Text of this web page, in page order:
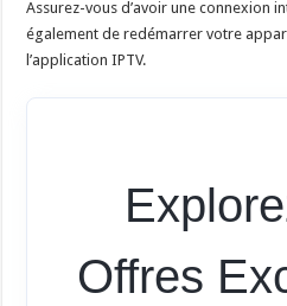
Assurez-vous d’avoir une connexion
également de redémarrer votre
l’application IPTV.
Offres